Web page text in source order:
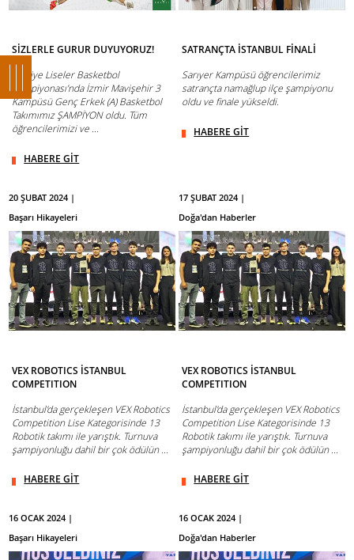
SİZLERLE GURUR DUYUYORUZ!
Türkiye Liseler Basketbol
Şampiyonası’nda İzmir Mavişehir 3
Kampüsü Genç Erkek (A) Basketbol
Takımımız ŞAMPİYON oldu. Tüm
öğrencilerimizi ve ...
HABERE GİT
SATRANÇTA İSTANBUL FİNALİ
Sarıyer Kampüsü öğrencilerimiz
satrançta namağlup ilçe şampiyonu
oldu ve finale yükseldi.
HABERE GİT
20 ŞUBAT 2024 |
Başarı Hikayeleri
VEX ROBOTICS İSTANBUL
COMPETITION
İstanbul'da gerçekleşen VEX Robotics
Competition Lise Kategorisinde 13
Robotik takımı ile yarıştık. Turnuva
şampiyonluğu dahil bir çok ödülün ...
HABERE GİT
17 ŞUBAT 2024 |
Doğa'dan Haberler
VEX ROBOTICS İSTANBUL
COMPETITION
İstanbul'da gerçekleşen VEX Robotics
Competition Lise Kategorisinde 13
Robotik takımı ile yarıştık. Turnuva
şampiyonluğu dahil bir çok ödülün ...
HABERE GİT
16 OCAK 2024 |
Başarı Hikayeleri
16 OCAK 2024 |
Doğa'dan Haberler